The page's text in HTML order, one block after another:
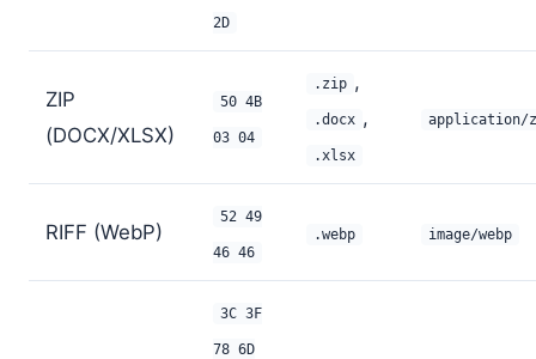
2D
ZIP
(DOCX/XLSX)
50 4B
03 04
.zip ,
.docx ,
.xlsx
application/
RIFF (WebP)
52 49
46 46
.webp image/webp
3C 3F
78 6D